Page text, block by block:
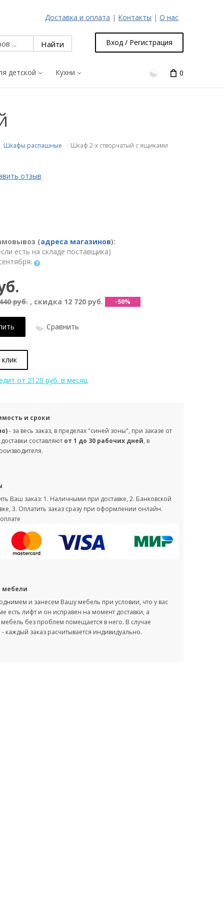
Доставка и оплата | Контакты | О нас
Вход / Регистрация
детской Кухни 0
Шкафы распашные Шкаф 2-х створчатый с ящиками
отзыв
(адреса магазинов):
есть на складе поставщика)
руб., скидка 12 720 руб. -50%
Сравнить
от 2120 руб. в месяц
и сроки
- за весь заказ, в пределах "синей зоны", при заказе от
составляют от 1 до 30 рабочих дней, в
Ваш заказ: 1. Наличными при доставке, 2. Банковской
3. Оплатить заказ сразу при оформлении онлайн.
мебели
и занесем Вашу мебель при условии, что у вас
есть лифт и он исправен на момент доставки, а
без проблем помещается в него. В случае
каждый заказ расчитывается индивидуально.